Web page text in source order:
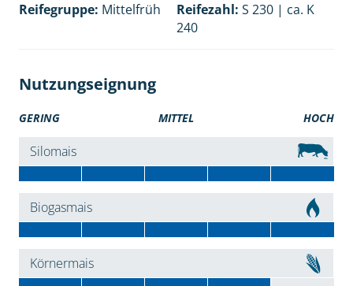
Reifegruppe: Mittelfrüh Reifezahl: S 230 | ca. K
240
Nutzungseignung
GERING MITTEL HOCH
Silomais
Biogasmais
Körnermais